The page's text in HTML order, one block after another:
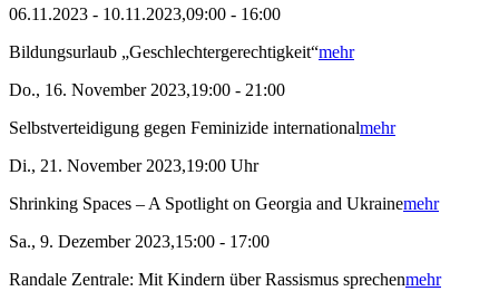
06.11.2023 - 10.11.2023,09:00 - 16:00
Bildungsurlaub „Geschlechtergerechtigkeit“mehr
Do., 16. November 2023,19:00 - 21:00
Selbstverteidigung gegen Feminizide internationalmehr
Di., 21. November 2023,19:00 Uhr
Shrinking Spaces – A Spotlight on Georgia and Ukrainemehr
Sa., 9. Dezember 2023,15:00 - 17:00
Randale Zentrale: Mit Kindern über Rassismus sprechenmehr